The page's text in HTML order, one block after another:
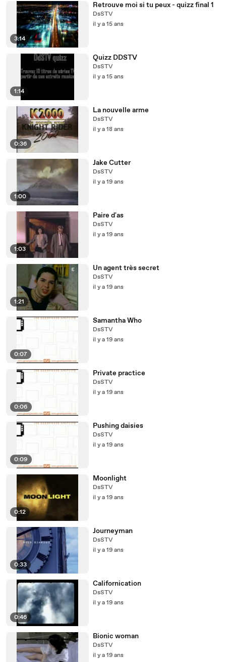
3:14
Retrouve moi si tu peux - quizz final 1
DsSTV
il y a 15 ans
1:14
Quizz DDSTV
DsSTV
il y a 15 ans
0:36
La nouvelle arme
DsSTV
il y a 18 ans
1:00
Jake Cutter
DsSTV
il y a 19 ans
1:03
Paire d'as
DsSTV
il y a 19 ans
1:21
Un agent très secret
DsSTV
il y a 19 ans
0:07
Samantha Who
DsSTV
il y a 19 ans
0:06
Private practice
DsSTV
il y a 19 ans
0:09
Pushing daisies
DsSTV
il y a 19 ans
0:12
Moonlight
DsSTV
il y a 19 ans
0:33
Journeyman
DsSTV
il y a 19 ans
0:46
Californication
DsSTV
il y a 19 ans
Bionic woman
DsSTV
il y a 19 ans